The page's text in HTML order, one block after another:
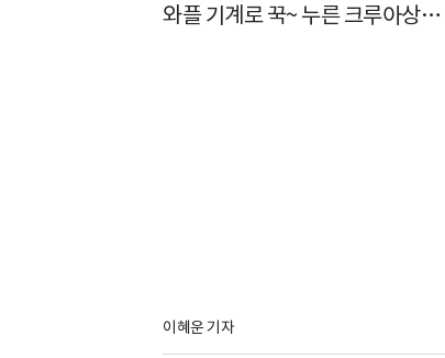
와플 기계로 꾹~ 누른 크루아상
이혜운 기자